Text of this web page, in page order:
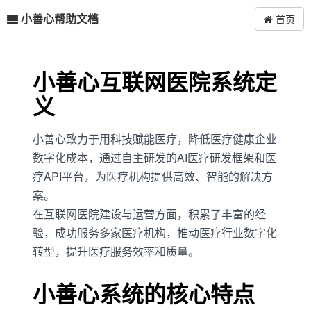
小善心帮助文档 首页
小善心互联网医院系统定
义
小善心致力于用科技赋能医疗，降低医疗健康企业
数字化成本，通过自主研发的AI医疗研发框架和医
疗API平台，为医疗机构提供高效、智能的解决方
案。
在互联网医院建设与运营方面，积累了丰富的经
验，成功服务多家医疗机构，推动医疗行业数字化
转型，提升医疗服务效率和质量。
小善心系统的核心特点